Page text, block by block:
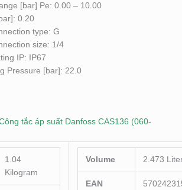
[bar] Pe: 0.00 – 10.00
0.20
type: G
size: 1/4
IP: IP67
Pressure [bar]: 22.0
tắc áp suất Danfoss CAS136 (060-
1.04
Kilogram
Volume 2.473
EAN